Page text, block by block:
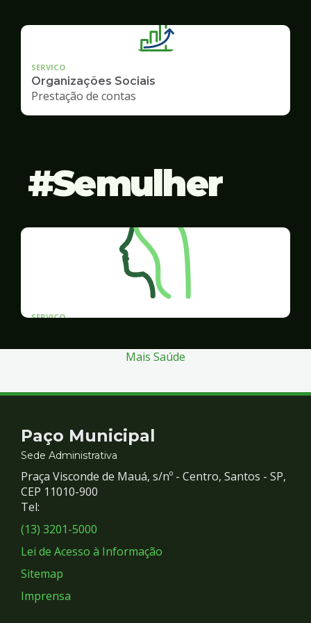
SERVICO
Organizações Sociais
Prestação de contas
Semulher
SERVICO
Mais Saúde
Contato
e
Redes
Sociais
Paço Municipal
Sede Administrativa
Praça Visconde de Mauá, s/nº - Centro, Santos - SP,
CEP 11010-900
Tel:
(13) 3201-5000
Lei de Acesso à Informação
Sitemap
Imprensa